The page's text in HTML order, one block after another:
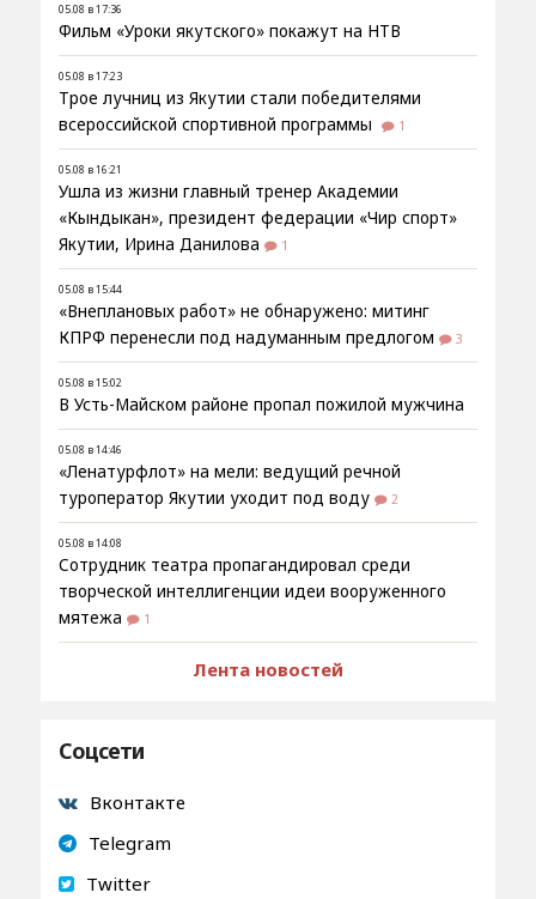
05.08 в 17:36
Фильм «Уроки якутского» покажут на НТВ
05.08 в 17:23
Трое лучниц из Якутии стали победителями
всероссийской спортивной программы
1
05.08 в 16:21
Ушла из жизни главный тренер Академии
«Кындыкан», президент федерации «Чир спорт»
Якутии, Ирина Данилова
1
05.08 в 15:44
«Внеплановых работ» не обнаружено: митинг
КПРФ перенесли под надуманным предлогом
3
05.08 в 15:02
В Усть-Майском районе пропал пожилой мужчина
05.08 в 14:46
«Ленатурфлот» на мели: ведущий речной
туроператор Якутии уходит под воду
2
05.08 в 14:08
Сотрудник театра пропагандировал среди
творческой интеллигенции идеи вооруженного
мятежа
1
Лента новостей
Соцсети
Вконтакте
Telegram
Twitter